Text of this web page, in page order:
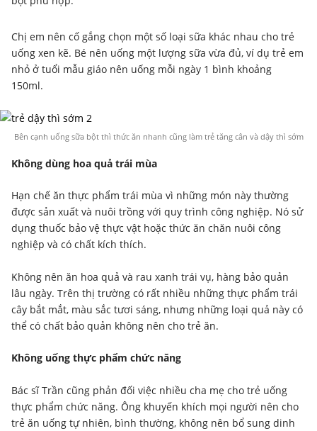
Chị em nên cố gắng chọn một số loại sữa khác nhau cho trẻ
uống xen kẽ. Bé nên uống một lượng sữa vừa đủ, ví dụ trẻ em
nhỏ ở tuổi mẫu giáo nên uống mỗi ngày 1 bình khoảng
150ml.
Bên cạnh uống sữa bột thì thức ăn nhanh cũng làm trẻ tăng cân và dậy thì sớm
Không dùng hoa quả trái mùa
Hạn chế ăn thực phẩm trái mùa vì những món này thường
được sản xuất và nuôi trồng với quy trình công nghiệp. Nó sử
dụng thuốc bảo vệ thực vật hoặc thức ăn chăn nuôi công
nghiệp và có chất kích thích.
Không nên ăn hoa quả và rau xanh trái vụ, hàng bảo quản
lâu ngày. Trên thị trường có rất nhiều những thực phẩm trái
cây bắt mắt, màu sắc tươi sáng, nhưng những loại quả này có
thể có chất bảo quản không nên cho trẻ ăn.
Không uống thực phẩm chức năng
Bác sĩ Trần cũng phản đối việc nhiều cha mẹ cho trẻ uống
thực phẩm chức năng. Ông khuyến khích mọi người nên cho
trẻ ăn uống tự nhiên, bình thường, không nên bổ sung dinh